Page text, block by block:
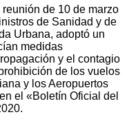
de 10 de marzo
de Sanidad y de
Urbana, adoptó un
medidas
y el contagio
de los vuelos
y los Aeropuertos
el «Boletín Oficial del